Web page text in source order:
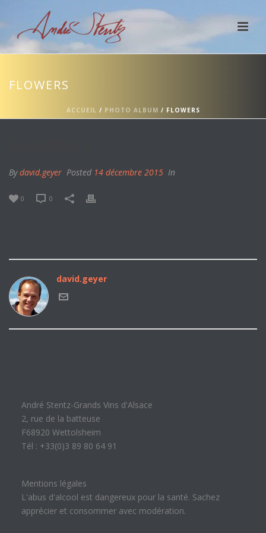
FLOWERS
ACCUEIL / PHOTO ALBUM / FLOWERS
Bydavid.geyer Posted 14 décembre 2015 In
0 0
david.geyer
André Stentz-Grands Vins d'Alsace
2, rue de la batteuse
F68920 Wettolsheim
Tél : +33(0)3 89 80 64 91
Mentions légales
L'abus d'alcool est dangereux pour la santé. Sachez
apprécier et consommer avec modération.